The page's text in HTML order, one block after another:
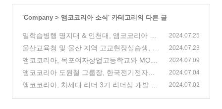
'Company > 앰코코리아 소식' 카테고리의 다른 글
일학습병행 명지대 & 인천대, 앰코코리아 방
문
(0)
2024.07.25
울산교육청 및 울산 지역 고교현장실습생, 앰
코코리아 방문
(0)
2024.07.23
앰코코리아, 목포여자상업고등학교와 MOU
체결
(1)
2024.07.09
앰코코리아 도원철 그룹장, 한국전기전자재
료학회 하계학술대회에서 강연 펼쳐
(0)
2024.07.04
앰코코리아, 차세대 리더 3기 리더십 개발 과
2024.07.02